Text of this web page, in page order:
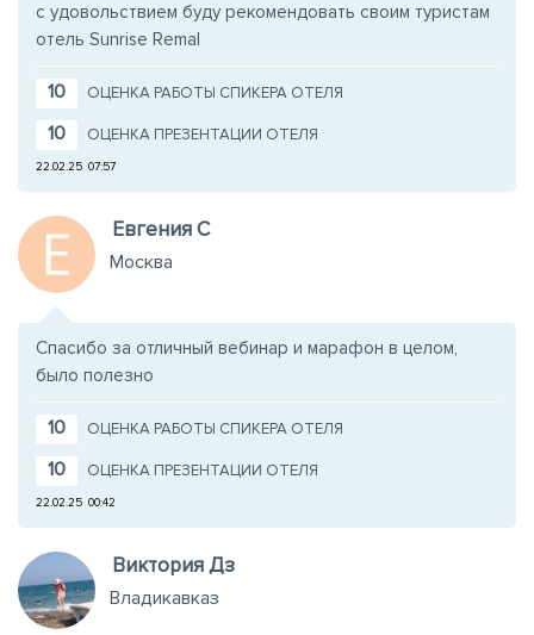
с удовольствием буду рекомендовать своим туристам
отель Sunrise Remal
10 ОЦЕНКА РАБОТЫ СПИКЕРА ОТЕЛЯ
10 ОЦЕНКА ПРЕЗЕНТАЦИИ ОТЕЛЯ
07:57
22.02.25
Евгения C
Москва
Спасибо за отличный вебинар и марафон в целом,
было полезно
10 ОЦЕНКА РАБОТЫ СПИКЕРА ОТЕЛЯ
10 ОЦЕНКА ПРЕЗЕНТАЦИИ ОТЕЛЯ
00:42
22.02.25
Виктория Дз
Владикавказ